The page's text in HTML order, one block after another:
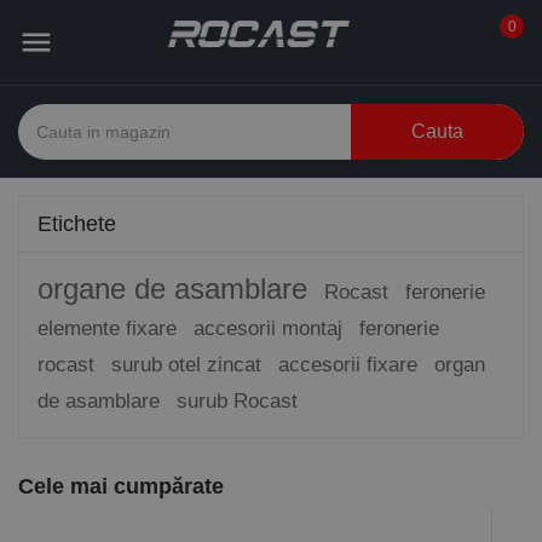
 0
Cauta
Etichete
organe de asamblare Rocast
feronerie
elemente fixare
accesorii montaj
feronerie
rocast
surub otel zincat accesorii fixare
organ
de asamblare
surub Rocast
Cele mai cumpărate